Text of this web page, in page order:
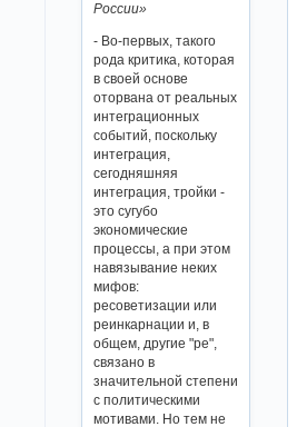
России»
- Во-первых, такого
рода критика, которая
в своей основе
оторвана от реальных
интеграционных
событий, поскольку
интеграция,
сегодняшняя
интеграция, тройки -
это сугубо
экономические
процессы, а при этом
навязывание неких
мифов:
ресоветизации или
реинкарнации и, в
общем, другие "ре",
связано в
значительной степени
с политическими
мотивами. Но тем не